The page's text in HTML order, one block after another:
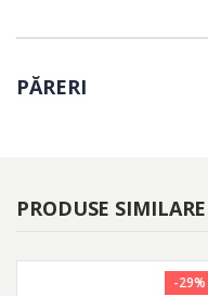
PĂRERI
PRODUSE SIMILARE
-29%